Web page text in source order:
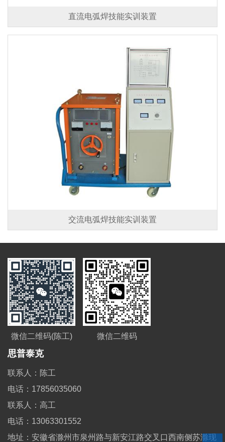
直流电弧焊技能实训装置
交流电弧焊技能实训装置
微信二维码(陈工) 微信二维码
思普泰克
联系人：陈工
电话：17856035060
联系人：高工
电话：13063301552
地址：安徽省滁州市泉州路与新安江路交叉口西南侧苏滁现